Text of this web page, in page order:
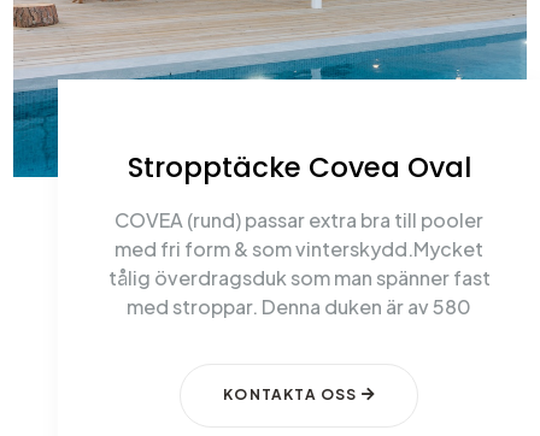
Stropptäcke Covea Oval
COVEA (rund) passar extra bra till pooler
med fri form & som vinterskydd.Mycket
tålig överdragsduk som man spänner fast
med stroppar. Denna duken är av 580
KONTAKTA OSS